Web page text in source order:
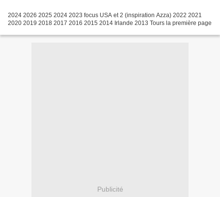
2024 2026 2025 2024 2023 focus USA et 2 (inspiration Azza) 2022 2021
2020 2019 2018 2017 2016 2015 2014 Irlande 2013 Tours la première page
Publicité